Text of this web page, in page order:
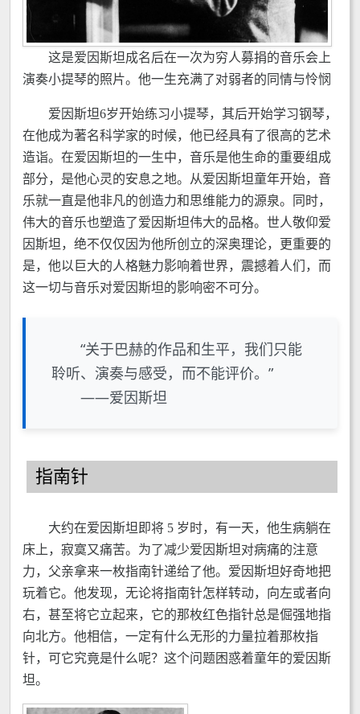
这是爱因斯坦成名后在一次为穷人募捐的音乐会上
演奏小提琴的照片。他一生充满了对弱者的同情与怜悯
爱因斯坦6岁开始练习小提琴，其后开始学习钢琴，
在他成为著名科学家的时候，他已经具有了很高的艺术
造诣。在爱因斯坦的一生中，音乐是他生命的重要组成
部分，是他心灵的安息之地。从爱因斯坦童年开始，音
乐就一直是他非凡的创造力和思维能力的源泉。同时，
伟大的音乐也塑造了爱因斯坦伟大的品格。世人敬仰爱
因斯坦，绝不仅仅因为他所创立的深奥理论，更重要的
是，他以巨大的人格魅力影响着世界，震撼着人们，而
这一切与音乐对爱因斯坦的影响密不可分。
“关于巴赫的作品和生平，我们只能
聆听、演奏与感受，而不能评价。”
——爱因斯坦
指南针
大约在爱因斯坦即将 5 岁时，有一天，他生病躺在
床上，寂寞又痛苦。为了减少爱因斯坦对病痛的注意
力，父亲拿来一枚指南针递给了他。爱因斯坦好奇地把
玩着它。他发现，无论将指南针怎样转动，向左或者向
右，甚至将它立起来，它的那枚红色指针总是倔强地指
向北方。他相信，一定有什么无形的力量拉着那枚指
针，可它究竟是什么呢？这个问题困惑着童年的爱因斯
坦。